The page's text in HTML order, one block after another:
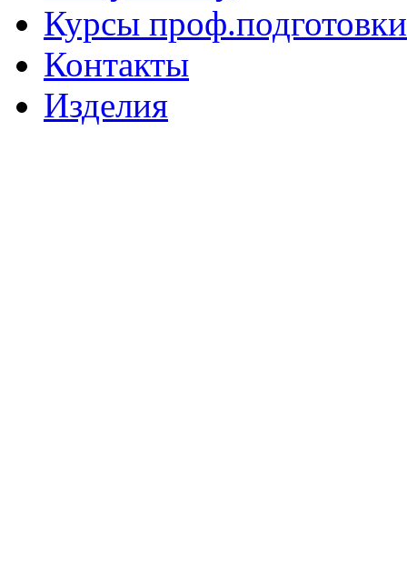
Курсы проф.подготовки
Контакты
Изделия